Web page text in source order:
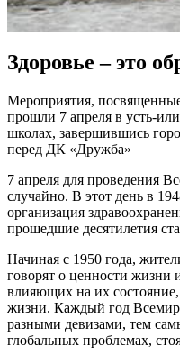
Здоровье – это
Мероприятия,
прошли 7 апреля в усть-
школах, завершившись
перед ДК «Дружба»
7 апреля для проведения
случайно. В этот день в
организация
прошедшие десятилетия
Начиная с 1950 года,
говорят о ценности жизни
влияющих на их
жизни. Каждый год
разными девизами, тем
глобальных проблемах,